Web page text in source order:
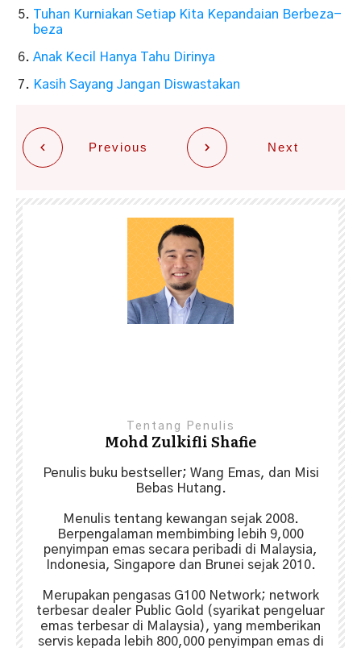
Tuhan Kurniakan Setiap Kita Kepandaian Berbeza-
beza
Anak Kecil Hanya Tahu Dirinya
Kasih Sayang Jangan Diswastakan
Previous Next
Tentang Penulis
Mohd Zulkifli Shafie
Penulis buku bestseller; Wang Emas, dan Misi
Bebas Hutang.
Menulis tentang kewangan sejak 2008.
Berpengalaman membimbing lebih 9,000
penyimpan emas secara peribadi di Malaysia,
Indonesia, Singapore dan Brunei sejak 2010.
Merupakan pengasas G100 Network; network
terbesar dealer Public Gold (syarikat pengeluar
emas terbesar di Malaysia), yang memberikan
servis kepada lebih 800,000 penyimpan emas di